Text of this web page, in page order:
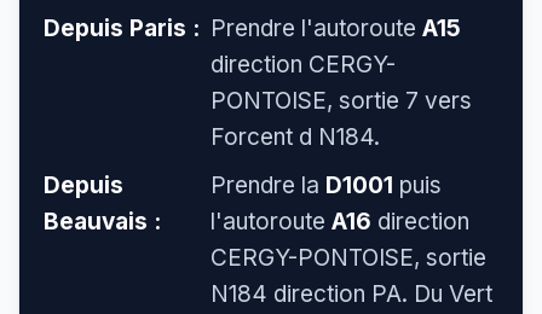
Depuis Paris : Prendre l'autoroute A15
direction CERGY-
PONTOISE, sortie 7 vers
Forcent d N184.
Depuis
Beauvais :
Prendre la D1001 puis
l'autoroute A16 direction
CERGY-PONTOISE, sortie
N184 direction PA. Du Vert